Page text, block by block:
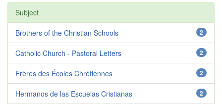
Subject
2
Brothers of the Christian Schools
2
Catholic Church - Pastoral Letters
2
Frères des Écoles Chrétiennes
2
Hermanos de las Escuelas Cristianas